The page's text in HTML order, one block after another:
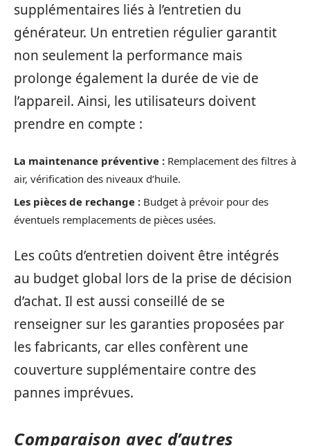
supplémentaires liés à l’entretien du
générateur. Un entretien régulier garantit
non seulement la performance mais
prolonge également la durée de vie de
l’appareil. Ainsi, les utilisateurs doivent
prendre en compte :
La maintenance préventive : Remplacement des filtres à
air, vérification des niveaux d’huile.
Les pièces de rechange : Budget à prévoir pour des
éventuels remplacements de pièces usées.
Les coûts d’entretien doivent être intégrés
au budget global lors de la prise de décision
d’achat. Il est aussi conseillé de se
renseigner sur les garanties proposées par
les fabricants, car elles confèrent une
couverture supplémentaire contre des
pannes imprévues.
Comparaison avec d’autres